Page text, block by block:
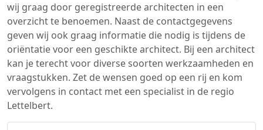
wij graag door geregistreerde architecten in een
overzicht te benoemen. Naast de contactgegevens
geven wij ook graag informatie die nodig is tijdens de
oriëntatie voor een geschikte architect. Bij een architect
kan je terecht voor diverse soorten werkzaamheden en
vraagstukken. Zet de wensen goed op een rij en kom
vervolgens in contact met een specialist in de regio
Lettelbert.